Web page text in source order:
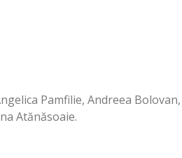
Pamfilie, Andreea
Atănăsoaie.